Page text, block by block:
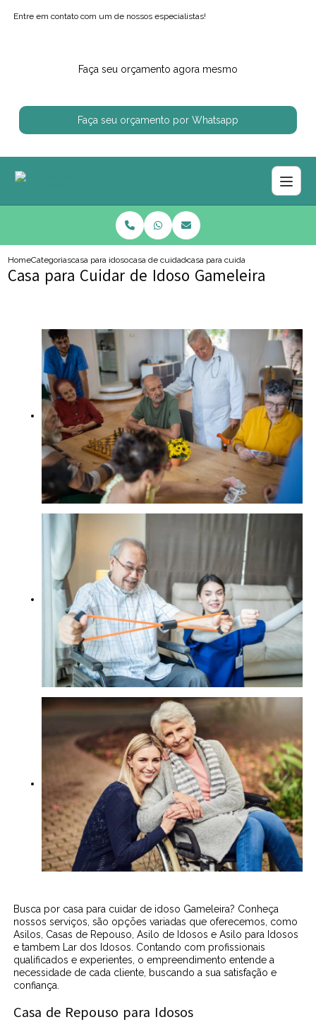
Entre em contato com um de nossos especialistas!
Faça seu orçamento agora mesmo
Faça seu orçamento por Whatsapp
HomeCategoriascasa para idososcasa de cuidado para idosocasa para cuidar de idoso
Casa para Cuidar de Idoso Gameleira
Busca por casa para cuidar de idoso Gameleira? Conheça
nossos serviços, são opções variadas que oferecemos, como
Asilos, Casas de Repouso, Asilo de Idosos e Asilo para Idosos
e tambem Lar dos Idosos. Contando com profissionais
qualificados e experientes, o empreendimento entende a
necessidade de cada cliente, buscando a sua satisfação e
confiança.
Casa de Repouso para Idosos